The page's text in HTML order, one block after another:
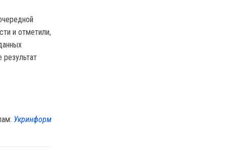
и отметили,
Укринформ